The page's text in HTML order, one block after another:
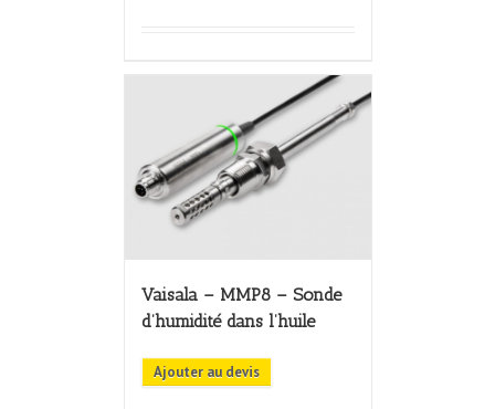
Vaisala – MMP8 – Sonde
d’humidité dans l’huile
Ajouter au devis